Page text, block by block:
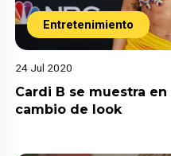
Entretenimiento
24 Jul 2020
Cardi B se muestra
cambio de look